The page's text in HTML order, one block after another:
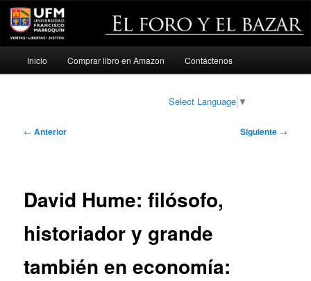
Ir
Inicio Comprar libro en Amazon Contáctenos
Select Language ▼
Navegación
← Anterior Siguiente →
David Hume: filósofo,
historiador y grande
también en economía: